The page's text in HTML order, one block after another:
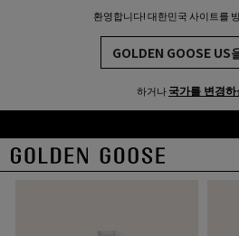
환영합니다! 대한민국 사이트를
GOLDEN GOOSE US
하거나국가를 변경
기
본
콘
꼬
리
말
골든 컬렉션
골든 컬렉션
필터 및 분류